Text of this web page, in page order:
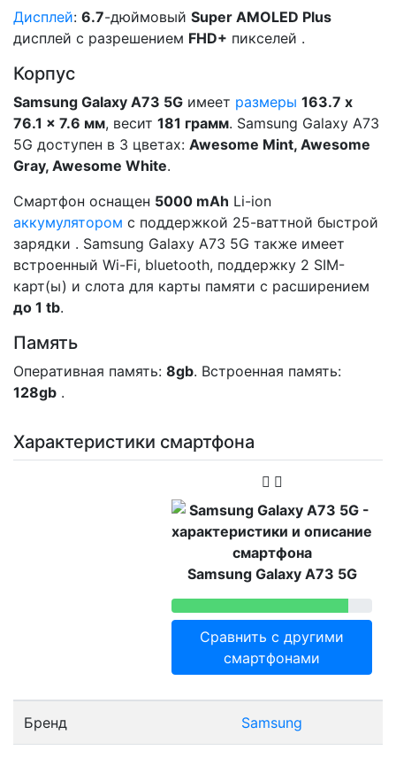
Дисплей: 6.7-дюймовый Super AMOLED Plus
дисплей с разрешением FHD+ пикселей .
Корпус
Samsung Galaxy A73 5G имеет размеры 163.7 x
76.1 x 7.6 мм, весит 181 грамм. Samsung Galaxy A73
5G доступен в 3 цветах: Awesome Mint, Awesome
Gray, Awesome White.
Смартфон оснащен 5000 mAh Li-ion
аккумулятором с поддержкой 25-ваттной быстрой
зарядки . Samsung Galaxy A73 5G также имеет
встроенный Wi-Fi, bluetooth, поддержку 2 SIM-
карт(ы) и слота для карты памяти с расширением
до 1 tb.
Память
Оперативная память: 8gb. Встроенная память:
128gb .
Характеристики смартфона
Samsung Galaxy A73 5G
Сравнить с другими
смартфонами
Бренд Samsung